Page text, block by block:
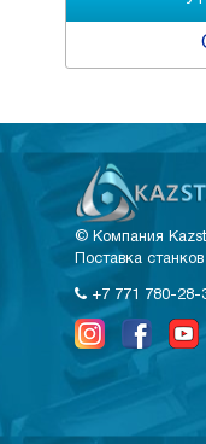
© Компания
Поставка
+7 771 780-28-